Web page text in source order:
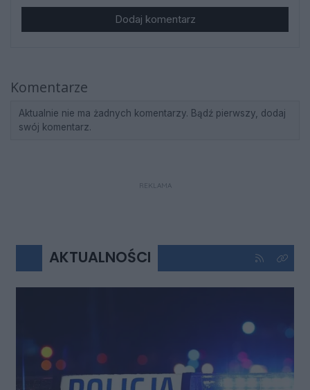
Dodaj komentarz
Komentarze
Aktualnie nie ma żadnych komentarzy. Bądź pierwszy, dodaj
swój komentarz.
REKLAMA
AKTUALNOŚCI Kliknij aby
Kliknij